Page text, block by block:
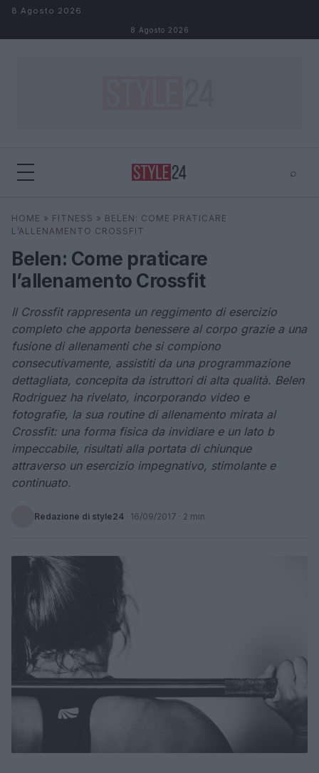
Salta al contenuto
8 Agosto 2026
8 Agosto 2026
⌕
Cerca
HOME » FITNESS » BELEN: COME PRATICARE
L’ALLENAMENTO CROSSFIT
Belen: Come praticare
l’allenamento Crossfit
Il Crossfit rappresenta un reggimento di esercizio
completo che apporta benessere al corpo grazie a una
fusione di allenamenti che si compiono
consecutivamente, assistiti da una programmazione
dettagliata, concepita da istruttori di alta qualità. Belen
Rodriguez ha rivelato, incorporando video e
fotografie, la sua routine di allenamento mirata al
Crossfit: una forma fisica da invidiare e un lato b
impeccabile, risultati alla portata di chiunque
attraverso un esercizio impegnativo, stimolante e
continuato.
Redazione di style24 · 16/09/2017 · 2 min